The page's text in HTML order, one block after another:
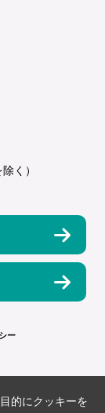
く）
ー
的にクッキーを